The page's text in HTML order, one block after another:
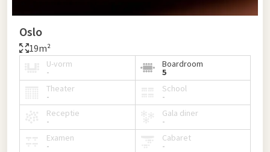
Oslo
19m²
U-vorm
-
Boardroom
5
Theater
-
School
-
Receptie
-
Gala diner
-
Examen
-
Cabaret
-